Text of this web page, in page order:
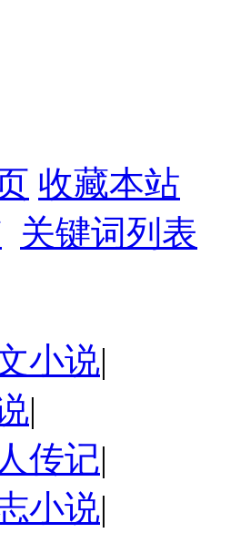
收藏本站
关键词列表
小说|
|
传记|
小说|